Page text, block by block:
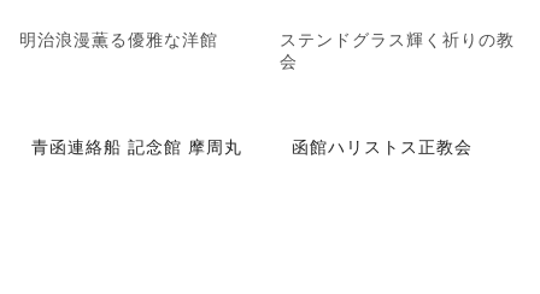
明治浪漫薫る優雅な洋館
ステンドグラス輝く祈りの教
会
青函連絡船 記念館 摩周丸 函館ハリストス正教会